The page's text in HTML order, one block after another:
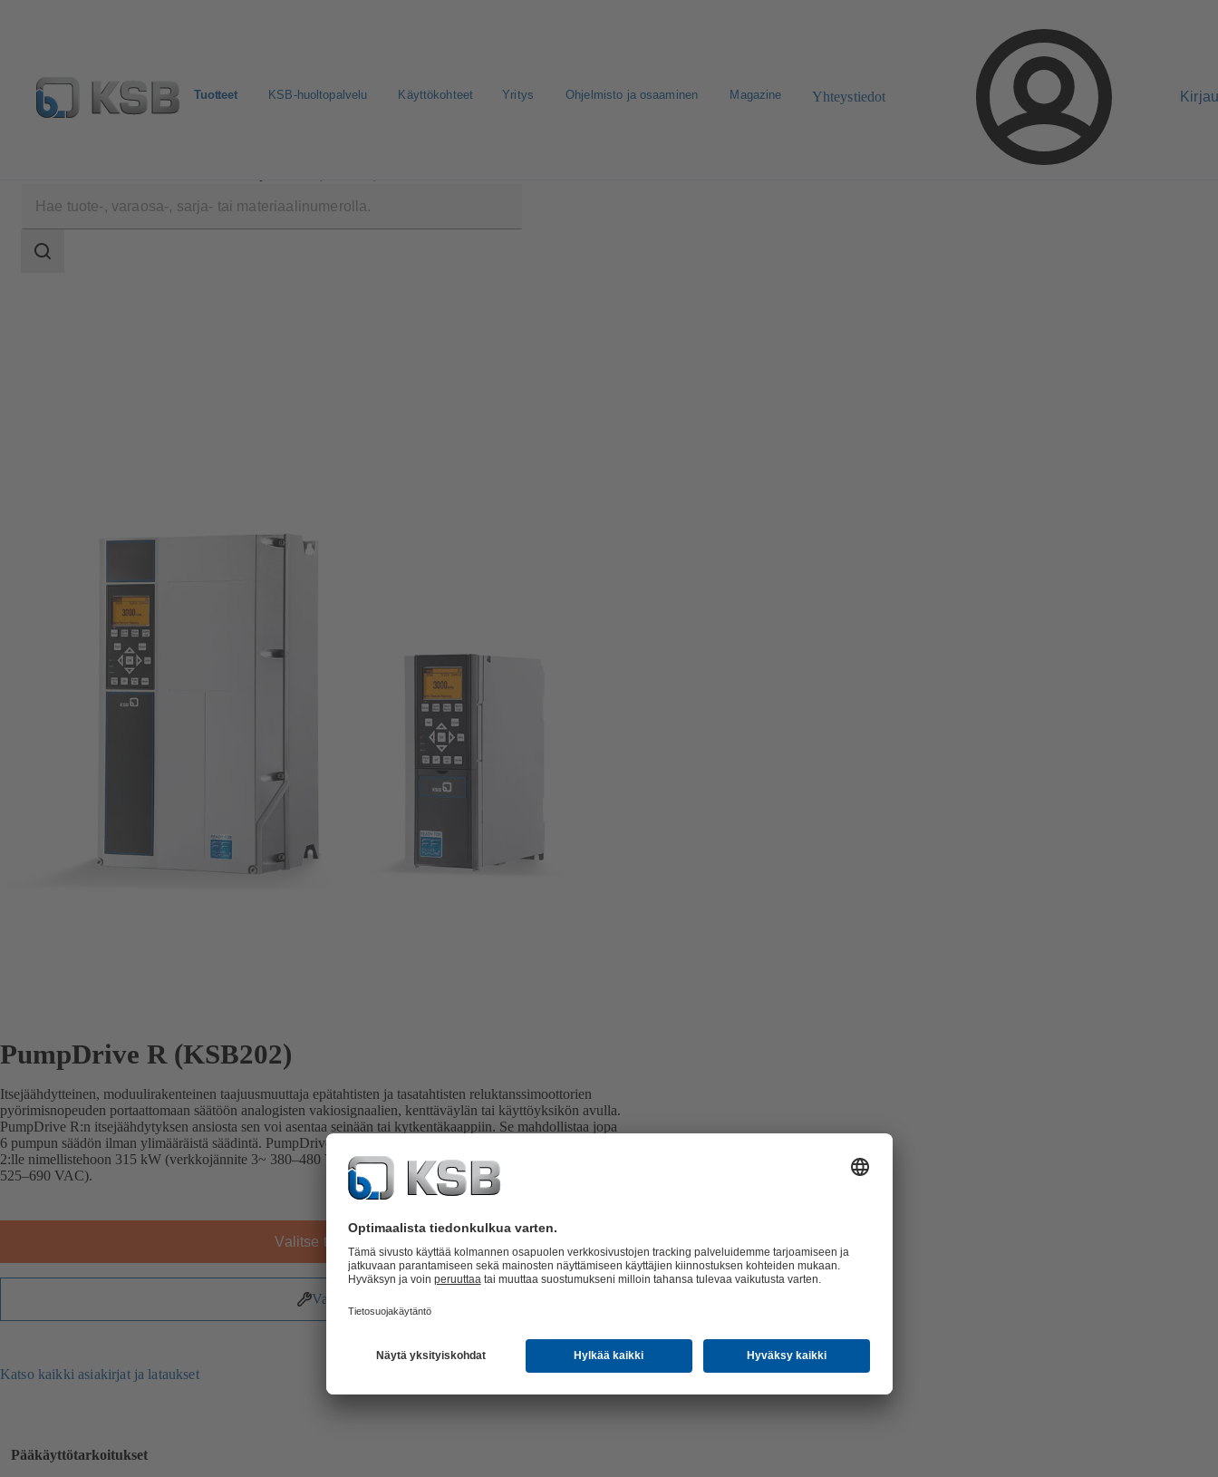
Tuotteet KSB-huoltopalvelu Käyttökohteet Yritys Ohjelmisto ja osaaminen Magazine Yhteystiedot
laajuus
Haun
PumpDrive R (KSB202)
Itsejäähdytteinen, moduulirakenteinen taajuusmuuttaja epätahtisten ja tasatahtisten reluktanssimoottorien
pyörimisnopeuden portaattomaan säätöön analogisten vakiosignaalien, kenttäväylän tai käyttöyksikön avulla.
PumpDrive R:n itsejäähdytyksen ansiosta sen voi asentaa seinään tai kytkentäkaappiin. Se mahdollistaa jopa
6 pumpun säädön ilman ylimääräistä säädintä. PumpDrive R on suorituskyvyn asteikon laajennin PumpDrive
2:lle nimellistehoon 315 kW (verkkojännite 3~ 380–480 VAC) ja 400 kW asti (pyynnöstä, verkkojännite 3~
525–690 VAC).
Valitse tuote
Varaosat
Katso kaikki asiakirjat ja lataukset
Pääkäyttötarkoitukset